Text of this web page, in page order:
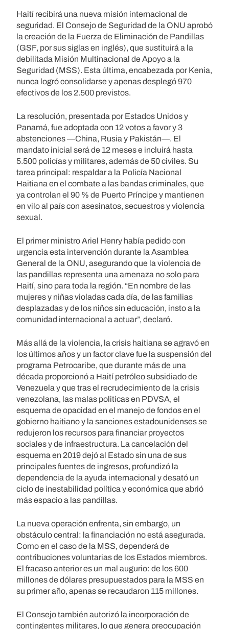
Haití recibirá una nueva misión internacional de
seguridad. El Consejo de Seguridad de la ONU aprobó
la creación de la Fuerza de Eliminación de Pandillas
(GSF, por sus siglas en inglés), que sustituirá a la
debilitada Misión Multinacional de Apoyo a la
Seguridad (MSS). Esta última, encabezada por Kenia,
nunca logró consolidarse y apenas desplegó 970
efectivos de los 2.500 previstos.
La resolución, presentada por Estados Unidos y
Panamá, fue adoptada con 12 votos a favor y 3
abstenciones —China, Rusia y Pakistán—. El
mandato inicial será de 12 meses e incluirá hasta
5.500 policías y militares, además de 50 civiles. Su
tarea principal: respaldar a la Policía Nacional
Haitiana en el combate a las bandas criminales, que
ya controlan el 90 % de Puerto Príncipe y mantienen
en vilo al país con asesinatos, secuestros y violencia
sexual.
El primer ministro Ariel Henry había pedido con
urgencia esta intervención durante la Asamblea
General de la ONU, asegurando que la violencia de
las pandillas representa una amenaza no solo para
Haití, sino para toda la región. “En nombre de las
mujeres y niñas violadas cada día, de las familias
desplazadas y de los niños sin educación, insto a la
comunidad internacional a actuar”, declaró.
Más allá de la violencia, la crisis haitiana se agravó en
los últimos años y un factor clave fue la suspensión del
programa Petrocaribe, que durante más de una
década proporcionó a Haití petróleo subsidiado de
Venezuela y que tras el recrudecimiento de la crisis
venezolana, las malas politicas en PDVSA, el
esquema de opacidad en el manejo de fondos en el
gobierno haitiano y la sanciones estadounidenses se
redujeron los recursos para financiar proyectos
sociales y de infraestructura. La cancelación del
esquema en 2019 dejó al Estado sin una de sus
principales fuentes de ingresos, profundizó la
dependencia de la ayuda internacional y desató un
ciclo de inestabilidad política y económica que abrió
más espacio a las pandillas.
La nueva operación enfrenta, sin embargo, un
obstáculo central: la financiación no está asegurada.
Como en el caso de la MSS, dependerá de
contribuciones voluntarias de los Estados miembros.
El fracaso anterior es un mal augurio: de los 600
millones de dólares presupuestados para la MSS en
su primer año, apenas se recaudaron 115 millones.
El Consejo también autorizó la incorporación de
contingentes militares, lo que genera preocupación